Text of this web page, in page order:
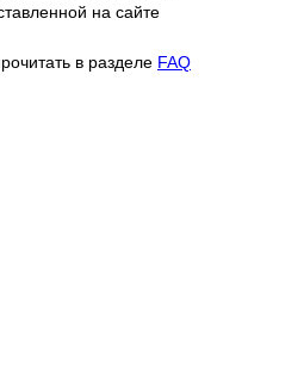
на сайте
в разделе FAQ